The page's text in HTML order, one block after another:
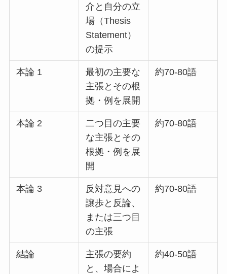
介と自分の立
場（Thesis
Statement）
の提示
本論 1
最初の主要な
主張とその根
拠・例を展開
約70-80語
本論 2
二つ目の主要
な主張とその
根拠・例を展
開
約70-80語
本論 3
反対意見への
譲歩と反論、
または三つ目
の主張
約70-80語
結論
主張の要約
と、場合によ
約40-50語